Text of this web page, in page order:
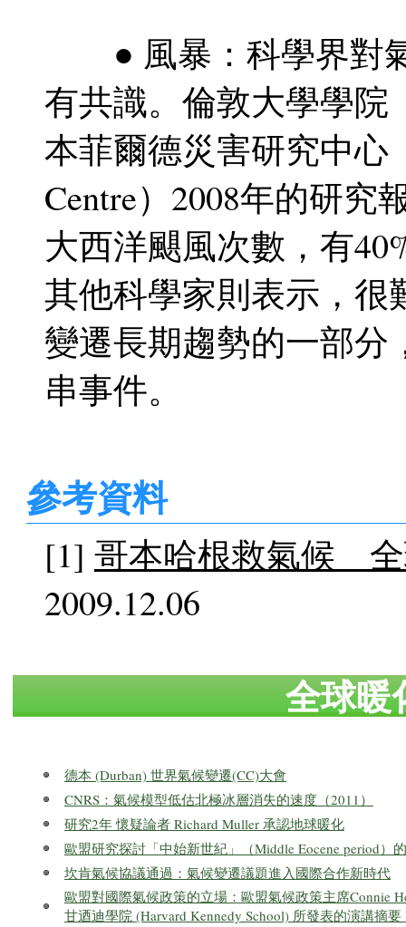
● 風暴：科學界對
有共識。倫敦大學學院
本菲爾德災害研究中心
Centre）2008年的研究
大西洋颶風次數，有
其他科學家則表示，很
變遷長期趨勢的一部
串事件。
參考資料
[1] 哥本哈根救氣候
2009.12.06
全球暖
德本 (Durban) 世界氣候變遷(CC)大會
CNRS：氣候模型低估北極冰層消失的速度（2011）
研究2年 懷疑論者 Richard Muller 承認地球暖化
歐盟研究探討「中始新世紀」（Middle Eocene period）
坎肯氣候協議通過：氣候變遷議題進入國際合作新時代
歐盟對國際氣候政策的立場：歐盟氣候政策主席Connie
甘迺迪學院 (Harvard Kennedy School) 所發表的演講摘